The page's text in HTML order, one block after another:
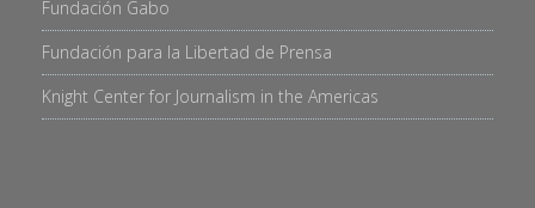
Fundación Gabo
Fundación para la Libertad de Prensa
Knight Center for Journalism in the Americas